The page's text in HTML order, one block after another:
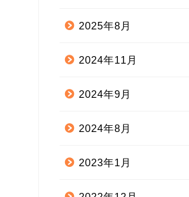
2025年8月
2024年11月
2024年9月
2024年8月
2023年1月